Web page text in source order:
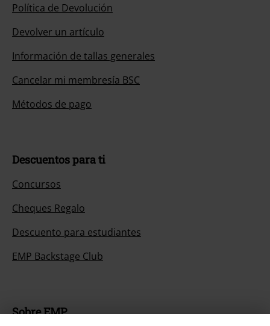
Política de Devolución
Devolver un artículo
Información de tallas generales
Cancelar mi membresía BSC
Métodos de pago
Descuentos para ti
Concursos
Cheques Regalo
Descuento para estudiantes
EMP Backstage Club
Sobre EMP